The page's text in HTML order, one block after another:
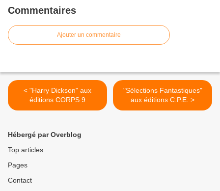
Commentaires
Ajouter un commentaire
< "Harry Dickson" aux
éditions CORPS 9
"Sélections Fantastiques"
aux éditions C.P.E. >
Hébergé par Overblog
Top articles
Pages
Contact